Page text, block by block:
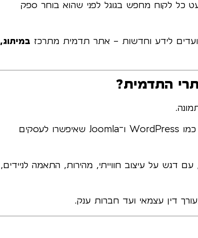
כל לקוח מחפש בגוגל לפני שהוא בוחר ספק
לידע וחדשות – אתר תדמית מתרכז במיתוג,
התדמית?
שנות ה־2000: הופעת מערכות ניהול תוכן (CMS) כמו WordPress ו־Joomla שאיפשרו לעסקים
דגש על עיצוב חווייתי, מהירות, התאמה לניידים,
דין עצמאי ועד חברות ענק.